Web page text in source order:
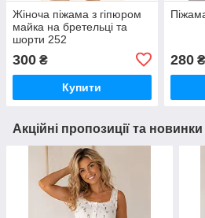
Жіноча піжама з гіпюром
майка на бретельці та
шорти 252
300 ₴
Купити
280₴
Акційні пропозиції та новинки